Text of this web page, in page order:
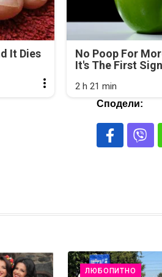
It Dies
No Poop For
It's The First
2 h 21 min
Сподели:
ЛЮБОПИТНО